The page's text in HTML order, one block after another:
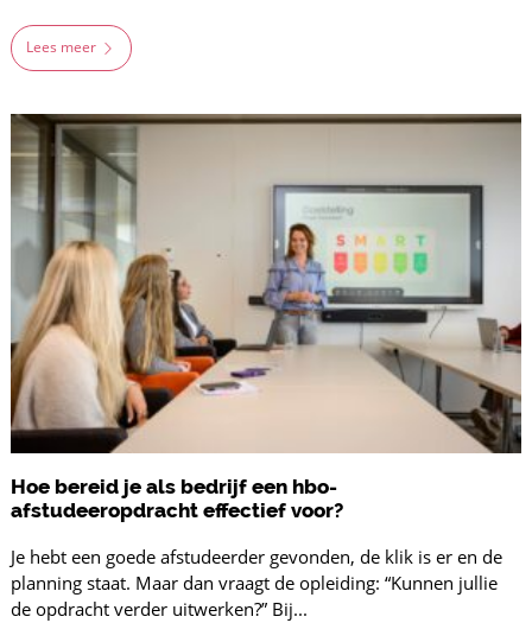
Lees meer
Hoe bereid je als bedrijf een hbo-
afstudeeropdracht effectief voor?
Je hebt een goede afstudeerder gevonden, de klik is er en de
planning staat. Maar dan vraagt de opleiding: “Kunnen jullie
de opdracht verder uitwerken?” Bij...